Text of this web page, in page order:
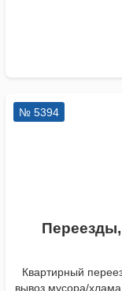
№ 5394
Квартирный
вывоз мусора/